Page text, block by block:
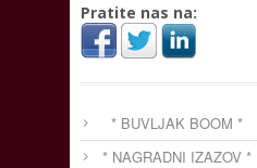
Pratite nas na:
* BUVLJAK BOOM *
* NAGRADNI IZAZOV *